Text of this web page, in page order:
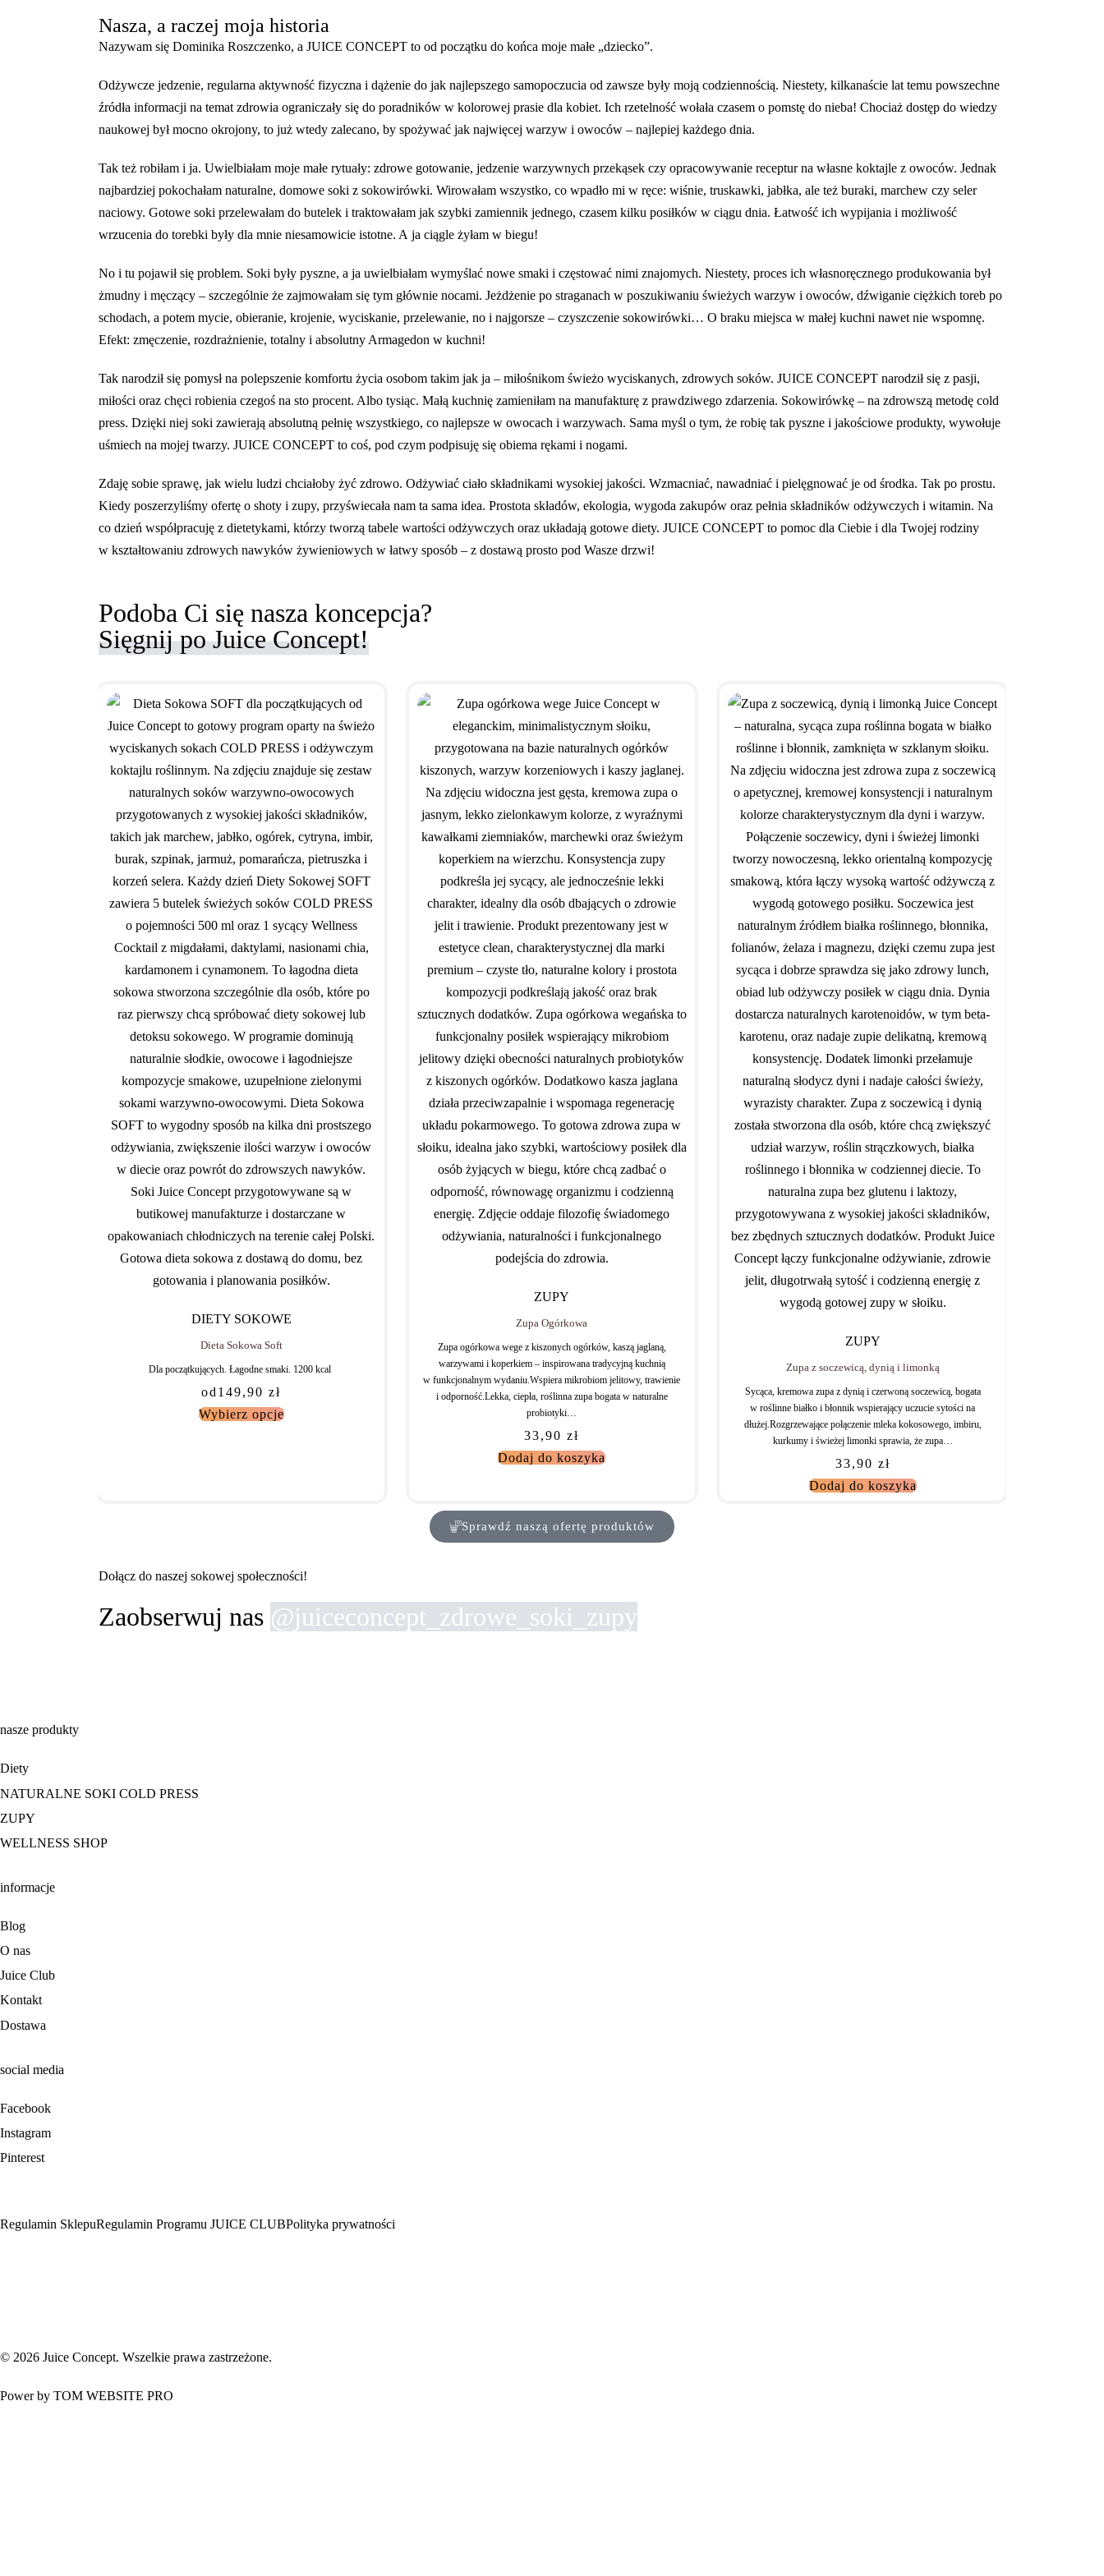
Nasza, a raczej moja historia
Nazywam się Dominika Roszczenko, a JUICE CONCEPT to od początku do końca moje małe „dziecko”.
Odżywcze jedzenie, regularna aktywność fizyczna i dążenie do jak najlepszego samopoczucia od zawsze były moją codziennością. Niestety, kilkanaście lat temu powszechne
źródła informacji na temat zdrowia ograniczały się do poradników w kolorowej prasie dla kobiet. Ich rzetelność wołała czasem o pomstę do nieba! Chociaż dostęp do wiedzy
naukowej był mocno okrojony, to już wtedy zalecano, by spożywać jak najwięcej warzyw i owoców – najlepiej każdego dnia.
Tak też robiłam i ja. Uwielbiałam moje małe rytuały: zdrowe gotowanie, jedzenie warzywnych przekąsek czy opracowywanie receptur na własne koktajle z owoców. Jednak
najbardziej pokochałam naturalne, domowe soki z sokowirówki. Wirowałam wszystko, co wpadło mi w ręce: wiśnie, truskawki, jabłka, ale też buraki, marchew czy seler
naciowy. Gotowe soki przelewałam do butelek i traktowałam jak szybki zamiennik jednego, czasem kilku posiłków w ciągu dnia. Łatwość ich wypijania i możliwość
wrzucenia do torebki były dla mnie niesamowicie istotne. A ja ciągle żyłam w biegu!
No i tu pojawił się problem. Soki były pyszne, a ja uwielbiałam wymyślać nowe smaki i częstować nimi znajomych. Niestety, proces ich własnoręcznego produkowania był
żmudny i męczący – szczególnie że zajmowałam się tym głównie nocami. Jeżdżenie po straganach w poszukiwaniu świeżych warzyw i owoców, dźwiganie ciężkich toreb po
schodach, a potem mycie, obieranie, krojenie, wyciskanie, przelewanie, no i najgorsze – czyszczenie sokowirówki… O braku miejsca w małej kuchni nawet nie wspomnę.
Efekt: zmęczenie, rozdrażnienie, totalny i absolutny Armagedon w kuchni!
Tak narodził się pomysł na polepszenie komfortu życia osobom takim jak ja – miłośnikom świeżo wyciskanych, zdrowych soków. JUICE CONCEPT narodził się z pasji,
miłości oraz chęci robienia czegoś na sto procent. Albo tysiąc. Małą kuchnię zamieniłam na manufakturę z prawdziwego zdarzenia. Sokowirówkę – na zdrowszą metodę cold
press. Dzięki niej soki zawierają absolutną pełnię wszystkiego, co najlepsze w owocach i warzywach. Sama myśl o tym, że robię tak pyszne i jakościowe produkty, wywołuje
uśmiech na mojej twarzy. JUICE CONCEPT to coś, pod czym podpisuję się obiema rękami i nogami.
Zdaję sobie sprawę, jak wielu ludzi chciałoby żyć zdrowo. Odżywiać ciało składnikami wysokiej jakości. Wzmacniać, nawadniać i pielęgnować je od środka. Tak po prostu.
Kiedy poszerzyliśmy ofertę o shoty i zupy, przyświecała nam ta sama idea. Prostota składów, ekologia, wygoda zakupów oraz pełnia składników odżywczych i witamin. Na
co dzień współpracuję z dietetykami, którzy tworzą tabele wartości odżywczych oraz układają gotowe diety. JUICE CONCEPT to pomoc dla Ciebie i dla Twojej rodziny
w kształtowaniu zdrowych nawyków żywieniowych w łatwy sposób – z dostawą prosto pod Wasze drzwi!
Podoba Ci się nasza koncepcja?
Sięgnij po Juice Concept!
DIETY SOKOWE
Dieta Sokowa Soft
Dla początkujących. Łagodne smaki. 1200 kcal
od 149,90zł
Wybierz opcje
ZUPY
Zupa Ogórkowa
Zupa ogórkowa wege z kiszonych ogórków, kaszą jaglaną,
warzywami i koperkiem – inspirowana tradycyjną kuchnią
w funkcjonalnym wydaniu.Wspiera mikrobiom jelitowy, trawienie
i odporność.Lekka, ciepła, roślinna zupa bogata w naturalne
probiotyki…
33,90zł
Dodaj do koszyka
ZUPY
Zupa z soczewicą, dynią i limonką
Sycąca, kremowa zupa z dynią i czerwoną soczewicą, bogata
w roślinne białko i błonnik wspierający uczucie sytości na
dłużej.Rozgrzewające połączenie mleka kokosowego, imbiru,
kurkumy i świeżej limonki sprawia, że zupa…
33,90 zł
Dodaj do koszyka
Sprawdź naszą ofertę produktów
Dołącz do naszej sokowej społeczności!
Zaobserwuj nas @juiceconcept_zdrowe_soki_zupy
nasze produkty
Diety
NATURALNE SOKI COLD PRESS
ZUPY
WELLNESS SHOP
informacje
Blog
O nas
Juice Club
Kontakt
Dostawa
social media
Facebook
Instagram
Pinterest
Regulamin SklepuRegulamin Programu JUICE CLUBPolityka prywatności
© 2026 Juice Concept. Wszelkie prawa zastrzeżone.
Power by TOM WEBSITE PRO